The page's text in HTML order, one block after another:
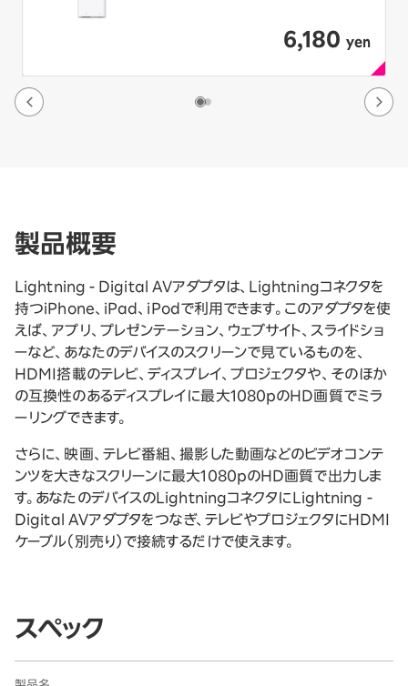
6,180 yen
製品概要
Lightning - Digital AVアダプタは、Lightningコネクタを
持つiPhone、iPad、iPodで利用できます。このアダプタを使
えば、アプリ、プレゼンテーション、ウェブサイト、スライドショ
ーなど、あなたのデバイスのスクリーンで見ているものを、
HDMI搭載のテレビ、ディスプレイ、プロジェクタや、そのほか
の互換性のあるディスプレイに最大1080pのHD画質でミラ
ーリングできます。
さらに、映画、テレビ番組、撮影した動画などのビデオコンテ
ンツを大きなスクリーンに最大1080pのHD画質で出力しま
す。あなたのデバイスのLightningコネクタにLightning -
Digital AVアダプタをつなぎ、テレビやプロジェクタにHDMI
ケーブル（別売り）で接続するだけで使えます。
スペック